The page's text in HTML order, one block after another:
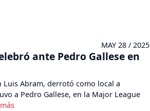
MAY 28 / 2025
ante Pedro Gallese en
Luis Abram, derrotó como local a
a Pedro Gallese, en la Major League